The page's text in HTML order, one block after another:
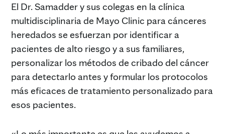
El Dr. Samadder y sus colegas en la clínica
multidisciplinaria de Mayo Clinic para cánceres
heredados se esfuerzan por identificar a
pacientes de alto riesgo y a sus familiares,
personalizar los métodos de cribado del cáncer
para detectarlo antes y formular los protocolos
más eficaces de tratamiento personalizado para
esos pacientes.